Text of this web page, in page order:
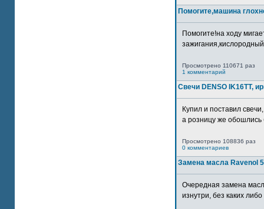
Помогите,машина
Помогите!на ходу
Просмотрено 110671 раз
1 комментарий
Свечи DENSO IK16TT,
Купил и поставил
а розницу же обошлись
Просмотрено 108836 раз
0 комментариев
Замена масла Ravenol
Очередная замена
изнутри, без каких